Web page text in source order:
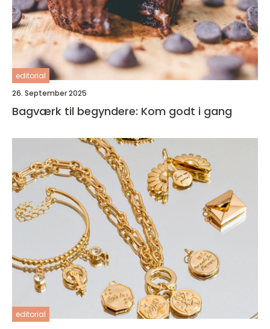
editorial
26. September 2025
Bagværk til begyndere: Kom godt i gang
editorial